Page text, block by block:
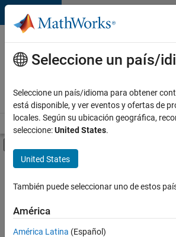
Saltar al contenido
Ofertas
de
empleo
MathWorks
Visión general Búsqueda de empleo
Contenido principal
FILTRADO POR
Marketing Services
Seleccione un país/
Seleccione un país/idioma para obtener
está disponible, y ver eventos y ofertas de
locales. Según su ubicación geográfica,
seleccione:United States.
United States
También puede seleccionar uno de estos
América
América Latina (Español)